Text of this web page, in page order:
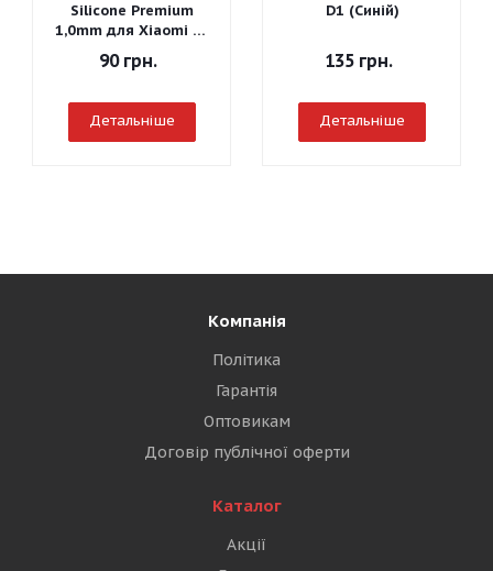
Silicone Premium
1,0mm для Xiaomi Mi
90грн.
Детальніше
D1 (Синій)
135грн.
Детальніше
Компанія
Політика
Гарантія
Оптовикам
Договір публічної оферти
Каталог
Акції